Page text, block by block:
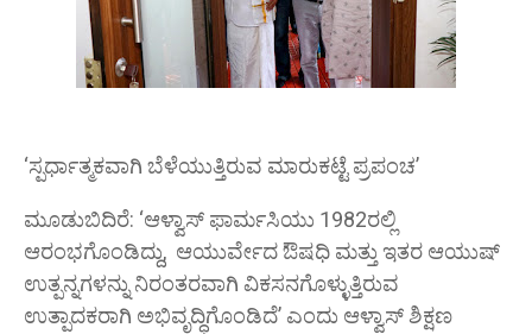
‘ಸ್ಪರ್ಧಾತ್ಮಕವಾಗಿ ಬೆಳೆಯುತ್ತಿರುವ ಮಾರುಕಟ್ಟೆ ಪ್ರಪಂಚ’
ಮೂಡುಬಿದಿರೆ: ‘ಆಳ್ವಾಸ್ ಫಾರ್ಮಸಿಯು 1982ರಲ್ಲಿ
ಆರಂಭಗೊಂಡಿದ್ದು, ಆಯುರ್ವೇದ ಔಷಧಿ ಮತ್ತು ಇತರ ಆಯುಷ್
ಉತ್ಪನ್ನಗಳನ್ನು ನಿರಂತರವಾಗಿ ವಿಕಸನಗೊಳ್ಳುತ್ತಿರುವ
ಉತ್ಪಾದಕರಾಗಿ ಅಭಿವೃದ್ಧಿಗೊಂಡಿದೆ’ ಎಂದು ಆಳ್ವಾಸ್ ಶಿಕ್ಷಣ